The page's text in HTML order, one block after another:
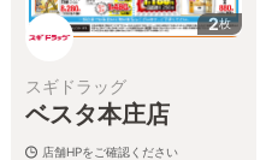
2枚
スギドラッグ
ベスタ本庄店
店舗HPをご確認ください